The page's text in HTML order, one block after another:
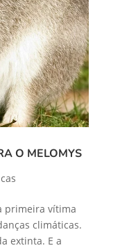
O MELOMYS
primeira vítima
climáticas.
extinta. E a